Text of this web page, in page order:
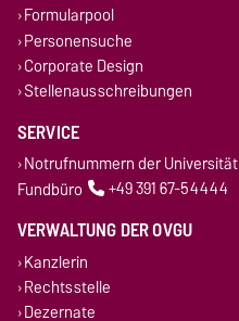
Formularpool
Personensuche
Corporate Design
Stellenausschreibungen
SERVICE
Notrufnummern der Universität
Fundbüro
+49 391 67-54444
VERWALTUNG DER OVGU
Kanzlerin
Rechtsstelle
Dezernate